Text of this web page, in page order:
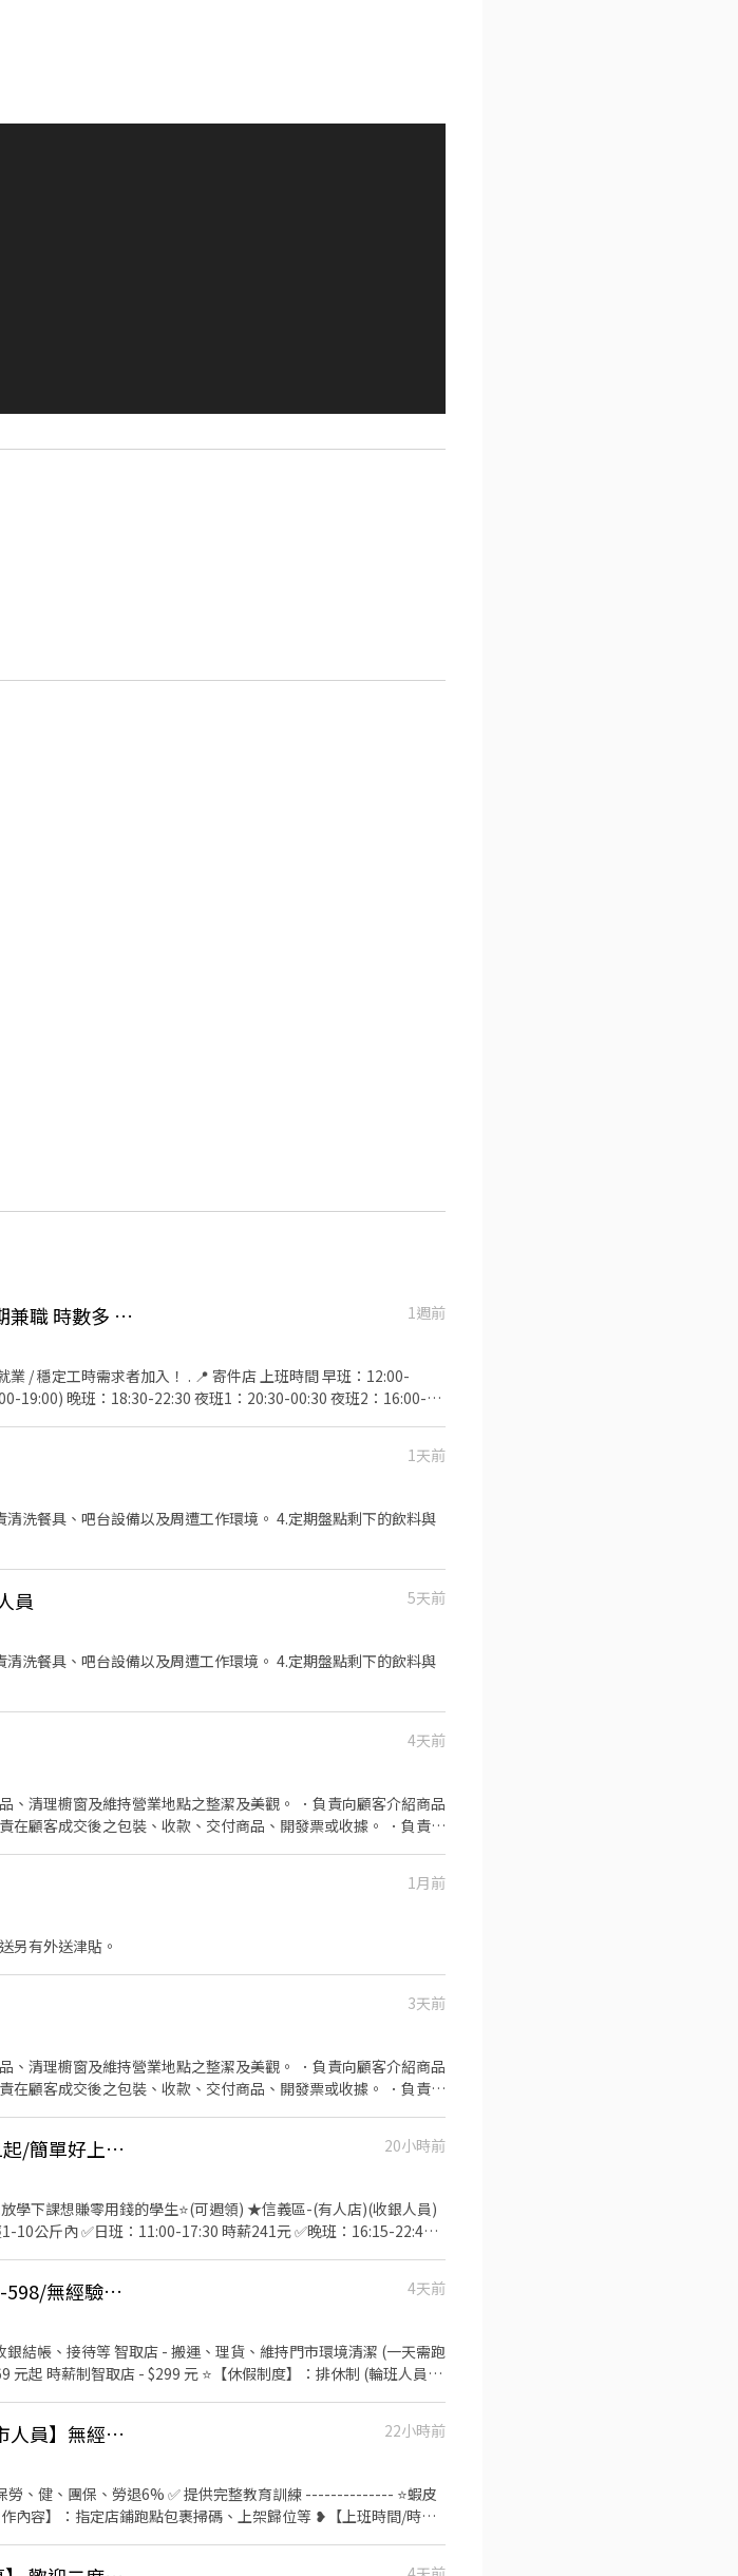
👍 蝦皮寄件店🦐薪資最高$289! 早午晚夜班長期兼職 時數多 #不須收銀
1週前
/ 穩定工時需求者加入！ . 📍 寄件店 上班時間 早班：12:00-
件店 桃園市大園區大觀路428號1樓(⚠️缺早班、午班、晚班、夜
市蘆竹區南山路一段418號1、2樓(⚠️缺午班、夜班2時段） 蘆竹
、午班、晚班、夜班2時段） 蘆竹大有 - 寄件店 桃園市蘆竹區大
件店 台中市大雅區大林路281號1樓 (目前無缺額) 霧峰中投 - 寄
八 - 寄件店 台南市永康區平
🔸 午班：$224/hr（含午班津貼$20 + 交通津貼$8） 🔸 晚班：
含夜班津貼$30 + 交通津貼$8） 🔸 輪月人員：固定薪資 $29,500
$269/hr (短期個案津貼方案夜班最高$289/hr) 🔸 大園地區另加
端午／中秋現金獎金(金額視公司內部公告發放)，不是點數最實
包裹 ✔️ 平日可配合至少4天、六日至少有一天可上班 (蘆竹區域公
✔️ 配合區經排班，不挑日程、可穩定出勤 ✔️ 自備機車並具備合法
注意： 🔸工作單純，無需收銀結帳 🔸需實習通過後方可正式排
現金發薪、亦無提前薪資機制（月底結薪，隔月15號匯款） . 📩 歡
件店團隊 💪🧡 . 【投遞步驟】 1. 填寫履歷表
. 📢**同時招募 🦐全台蝦皮店到店門市人員，時薪
job-Gqe03dgJZm32 . 📢**同時招募 ✨Gogoro✨門市工讀生/
bAn5EbenG0vW . 📢**同時招募 ✨蝦皮總部✨辦公室類型: 客
job-G7e5ZVWan5qX . 📢**同時招募
👇 👉 查看更多職缺：https://www.chickpt.com.tw/job-
1天前
洗餐具、吧台設備以及周遭工作環境。 4.定期盤點剩下的飲料與
員
5天前
洗餐具、吧台設備以及周遭工作環境。 4.定期盤點剩下的飲料與
4天前
、清理櫥窗及維持營業地點之整潔及美觀。 ．負責向顧客介紹商品
在顧客成交後之包裝、收款、交付商品、開發票或收據。 ．負責在
1月前
另有外送津貼。
3天前
、清理櫥窗及維持營業地點之整潔及美觀。 ．負責向顧客介紹商品
在顧客成交後之包裝、收款、交付商品、開發票或收據。 ．負責在
D-大園【收銀員.寄貨員.上架員】/兼職高薪241起/簡單好上手/可週領
20小時前
學下課想賺零用錢的學生⭐️(可週領) ★信義區-(有人店)(收銀人員)
晚班：16:15-22:45
★信義區 (智取店)(包裹
13:00｜08:30-13:30 擇一 時薪259元 ✅晚班: 17:30-21:30｜
時薪299元 (夜班需在日或晚班實習) ✅假日早班07:00-12:00 時薪
店跑點10公里以內~>由經理排時數2-5小時 ☑工作地點：
、搬重物(10-15公斤) +需可於錄取後的兩周內報到 +每禮拜一、
心 - 寄件店:大觀路428號1樓
☎️連絡電話：0958-597-712 小映 或加入iD:zxcv001728
【大園區】蝦皮店到店門市/智取店/高時薪299-598/無經驗可/完整福利保障R
4天前
結帳、接待等 智取店 - 搬運、理貨、維持門市環境清潔 (一天需跑
08:30~13:30 晚班時薪 - 17:30~21:30、18:00~22:00、
(上班約6~8小時) 夜班時薪 - 23:30~03:30 (上班約2~4
大園區新生路145號1樓 大園環區西 - 智取店 → 桃園市大園區環
1樓 大園田心 - 寄件店 → 桃園市大園區大觀路428號1樓 大園中
取店 → 桃園市大園區青峰路二段236號1樓 大園華興 - 智取店 →
想錢多離家近請詳看內文【大園區理貨上架門市人員】無經驗可｜線上書審｜快速錄取
22小時前
、健、團保、勞退6% ✅ 提供完整教育訓練 -------------- ⭐蝦皮
定店鋪跑點包裹掃碼、上架歸位等 ❥【上班時間/時薪/